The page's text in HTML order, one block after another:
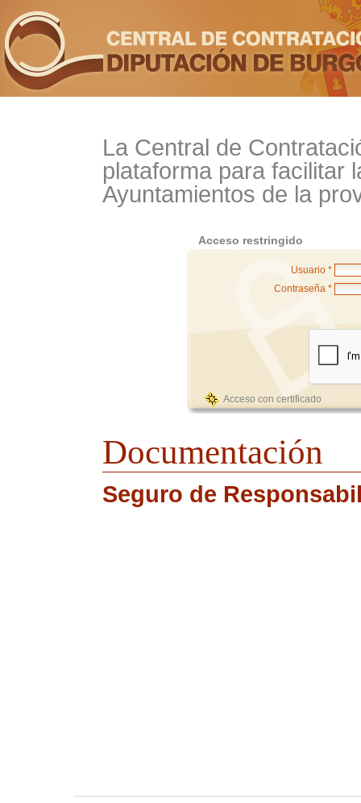
La Central de
plataforma para facilitar
Ayuntamientos de la
Acceso restringido
Usuario *
Contraseña *
Acceso con certificado
Documentación
Seguro de